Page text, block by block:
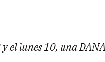
el lunes 10, una